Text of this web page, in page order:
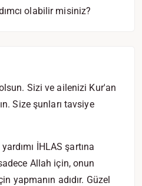
olabilir misiniz?
Sizi ve ailenizi Kur'an
Size şunları tavsiye
İHLAS şartına
Allah için, onun
yapmanın adıdır. Güzel